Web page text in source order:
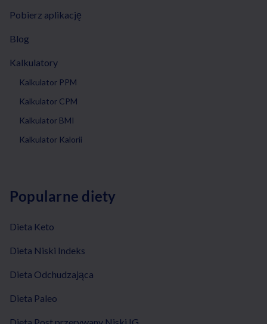
Pobierz aplikację
Blog
Kalkulatory
Kalkulator PPM
Kalkulator CPM
Kalkulator BMI
Kalkulator Kalorii
Popularne diety
Dieta Keto
Dieta Niski Indeks
Dieta Odchudzająca
Dieta Paleo
Dieta Post przerywany Niski IG